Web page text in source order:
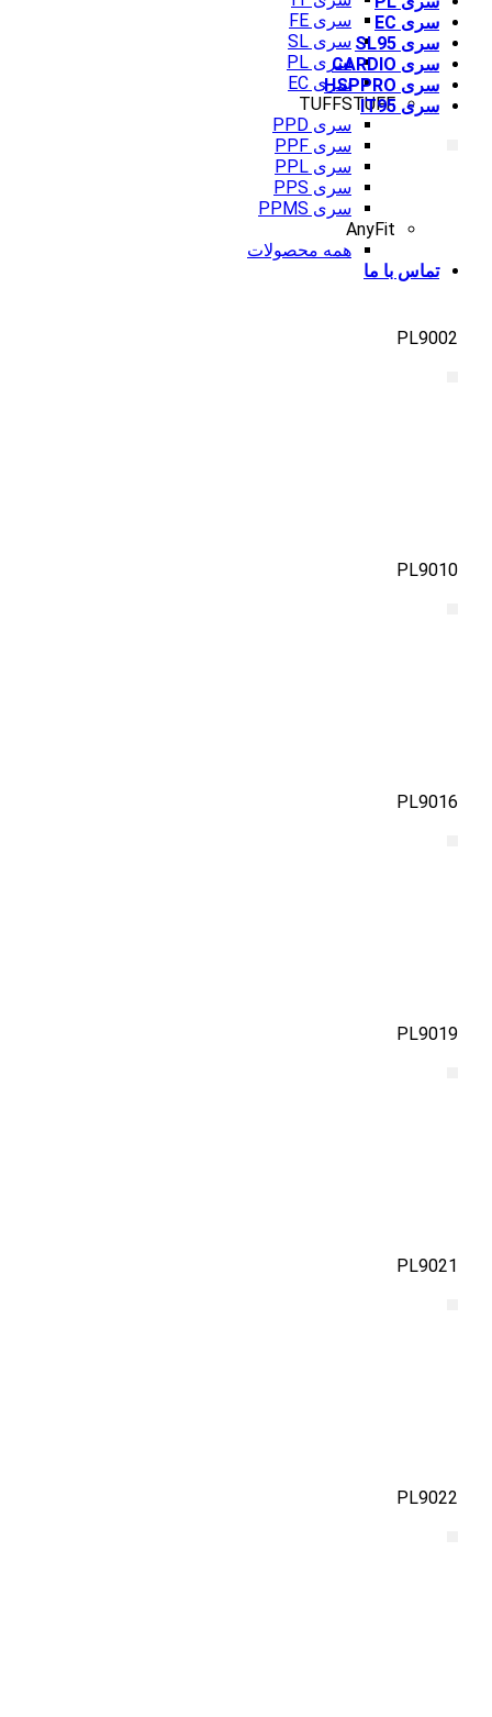
سری FE
سری SL
سری PL
سری EC
TUFFSTUFF
سری PPD
سری PPF
سری PPL
سری PPS
سری PPMS
AnyFit
همه محصولات
تماس با ما
سری EC
سری SL95
سری CARDIO
سری HSPPRO
سری IT95
PL9002
PL9010
PL9016
PL9019
PL9021
PL9022